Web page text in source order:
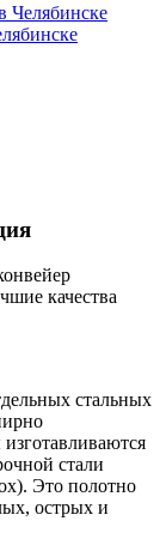
Челябинске
качества
стальных
стали
Это полотно
острых и